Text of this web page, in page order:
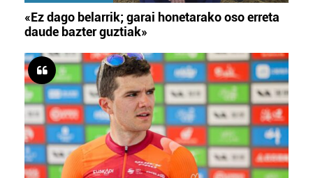
«Ez dago belarrik; garai honetarako oso erreta
daude bazter guztiak»